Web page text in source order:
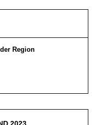
Region